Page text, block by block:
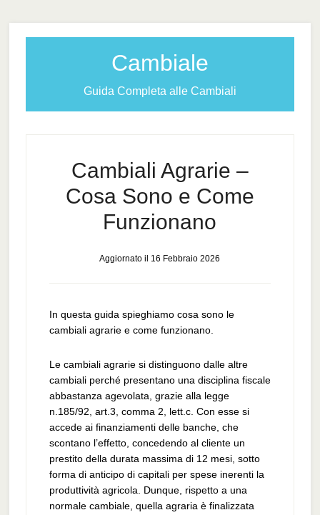
Cambiale
Guida Completa alle Cambiali
Cambiali Agrarie –
Cosa Sono e Come
Funzionano
Aggiornato il 16 Febbraio 2026
In questa guida spieghiamo cosa sono le
cambiali agrarie e come funzionano.
Le cambiali agrarie si distinguono dalle altre
cambiali perché presentano una disciplina fiscale
abbastanza agevolata, grazie alla legge
n.185/92, art.3, comma 2, lett.c. Con esse si
accede ai finanziamenti delle banche, che
scontano l’effetto, concedendo al cliente un
prestito della durata massima di 12 mesi, sotto
forma di anticipo di capitali per spese inerenti la
produttività agricola. Dunque, rispetto a una
normale cambiale, quella agraria è finalizzata